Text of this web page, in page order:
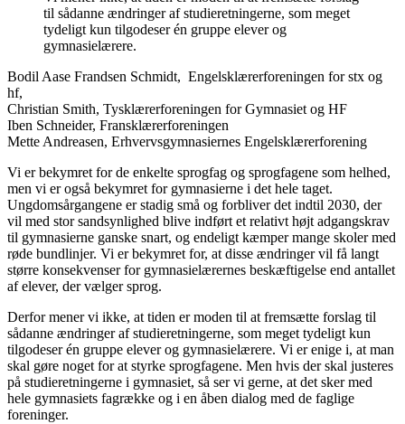
til sådanne ændringer af studieretningerne, som meget
tydeligt kun tilgodeser én gruppe elever og
gymnasielærere.
Bodil Aase Frandsen Schmidt, Engelsklærerforeningen for stx og
hf,
Christian Smith, Tysklærerforeningen for Gymnasiet og HF
Iben Schneider, Fransklærerforeningen
Mette Andreasen, Erhvervsgymnasiernes Engelsklærerforening
Vi er bekymret for de enkelte sprogfag og sprogfagene som helhed,
men vi er også bekymret for gymnasierne i det hele taget.
Ungdomsårgangene er stadig små og forbliver det indtil 2030, der
vil med stor sandsynlighed blive indført et relativt højt adgangskrav
til gymnasierne ganske snart, og endeligt kæmper mange skoler med
røde bundlinjer. Vi er bekymret for, at disse ændringer vil få langt
større konsekvenser for gymnasielærernes beskæftigelse end antallet
af elever, der vælger sprog.
Derfor mener vi ikke, at tiden er moden til at fremsætte forslag til
sådanne ændringer af studieretningerne, som meget tydeligt kun
tilgodeser én gruppe elever og gymnasielærere. Vi er enige i, at man
skal gøre noget for at styrke sprogfagene. Men hvis der skal justeres
på studieretningerne i gymnasiet, så ser vi gerne, at det sker med
hele gymnasiets fagrække og i en åben dialog med de faglige
foreninger.